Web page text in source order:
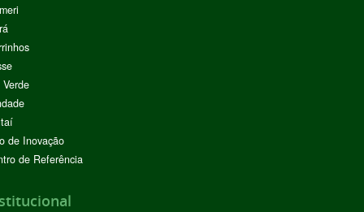
de Inovação
de Referência